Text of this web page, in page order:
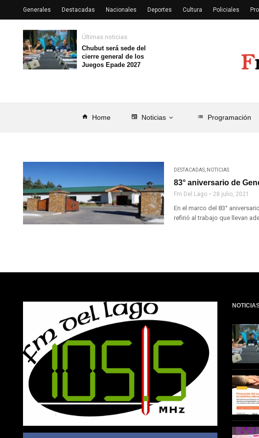
home Home newspaper Noticias list Programación
Últimas noticias
Chubut será sede del
cierre general de los
Juegos Epade 2027
Generales Destacadas Nacionales Deportes Cultura Policiales
DESTACADAS NOTICIAS
83° aniversario de
Fm Del Lago 28 julio, 2021
En el marco del 83°
refirió al trabajo que llevan